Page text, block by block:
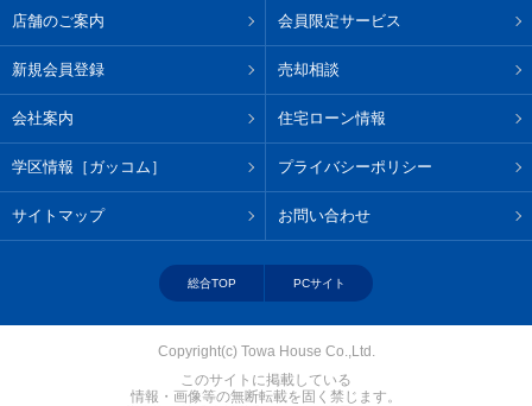
店舗のご案内 会員限定サービス
新規会員登録 売却相談
会社案内 住宅ローン情報
学区情報［ガッコム］ プライバシーポリシー
サイトマップ お問い合わせ
総合TOP PCサイト
Copyright(c) Towa House Co.,Ltd.
このサイトに掲載している
情報・画像等の無断転載を固く禁じます。